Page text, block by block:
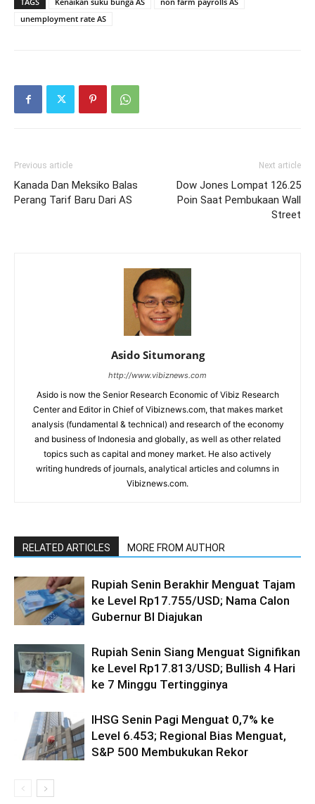
unemployment rate AS
Previous article
Kanada Dan Meksiko Balas
Perang Tarif Baru Dari AS
Next article
Dow Jones Lompat 126.25
Poin Saat Pembukaan Wall
Street
Asido Situmorang
http://www.vibiznews.com
Asido is now the Senior Research Economic of Vibiz Research
Center and Editor in Chief of Vibiznews.com, that makes market
analysis (fundamental & technical) and research of the economy
and business of Indonesia and globally, as well as other related
topics such as capital and money market. He also actively
writing hundreds of journals, analytical articles and columns in
Vibiznews.com.
RELATED ARTICLES MORE FROM AUTHOR
Rupiah Senin Berakhir Menguat Tajam
ke Level Rp17.755/USD; Nama Calon
Gubernur BI Diajukan
Rupiah Senin Siang Menguat Signifikan
ke Level Rp17.813/USD; Bullish 4 Hari
ke 7 Minggu Tertingginya
IHSG Senin Pagi Menguat 0,7% ke
Level 6.453; Regional Bias Menguat,
S&P 500 Membukukan Rekor